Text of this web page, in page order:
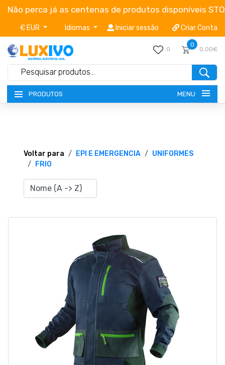
Não perca já as centenas de produtos disponíveis
€ EUR Idiomas Iniciar sessão Criar Conta
0
0
0,00€
PRODUTOS MENU
TERMOS E CONDIÇÕES
geral@luxivo.pt
Voltar para EPI E EMERGENCIA
UNIFORMES
FRIO